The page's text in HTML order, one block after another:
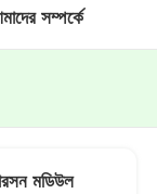
সম্পর্কে
মডিউল